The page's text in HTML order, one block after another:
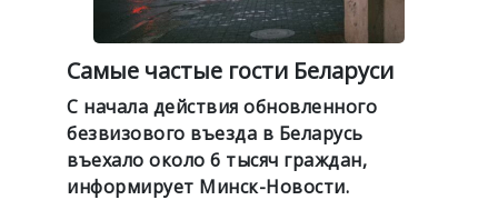
Самые частые гости Беларуси
С начала действия обновленного
безвизового въезда в Беларусь
въехало около 6 тысяч граждан,
информирует Минск-Новости.